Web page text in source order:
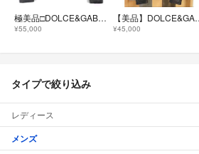
極美品□DOLCE&GABBANA ドルチェ＆ガッバーナ ラムスキン 黒タグ レザージャケット シングルライダース ブラック 44 イタリア製 正規品
¥55,000
【美品】
¥45,000
タイプで絞り込み
レディース
メンズ